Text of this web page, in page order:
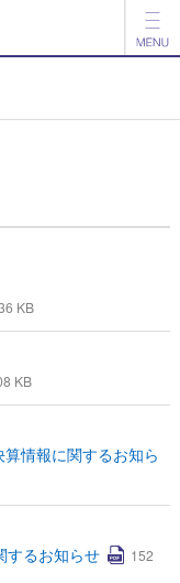
KB
KB
情報に関するお知ら
するお知らせ
152